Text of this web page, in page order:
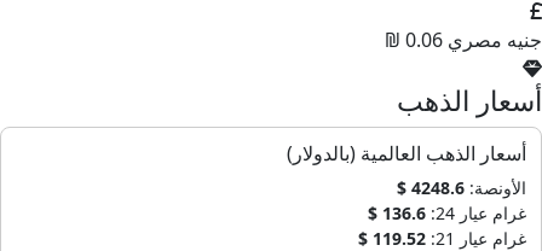
جنيه مصري 0.06 ₪
أسعار الذهب
أسعار الذهب العالمية (بالدولار)
الأونصة: 4248.6 $
غرام عيار 24:
136.6 $
غرام عيار 21:
119.52 $